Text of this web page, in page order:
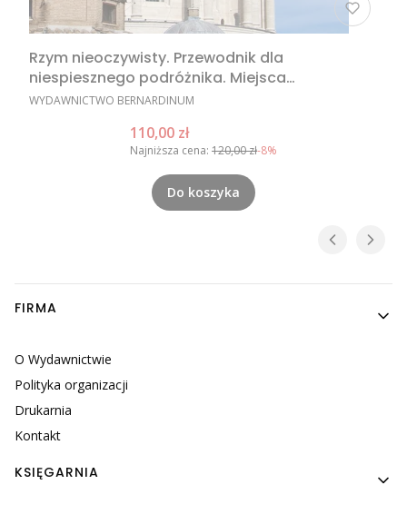
Rzym nieoczywisty. Przewodnik dla
niespiesznego podróżnika. Miejsca
nieoczywiste w Rzymie, nietypowe atrakcje
PRODUCENT
WYDAWNICTWO BERNARDINUM
Cena promocyjna
110,00 zł
Najniższa cena: 120,00 zł-8%
Do koszyka
Linki w stopce
FIRMA
O Wydawnictwie
Polityka organizacji
Drukarnia
Kontakt
KSIĘGARNIA